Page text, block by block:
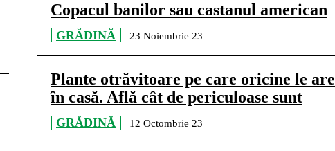
Copacul banilor sau castanul american
GRĂDINĂ 23 Noiembrie 23
Plante otrăvitoare pe care oricine le are
în casă. Află cât de periculoase sunt
GRĂDINĂ 12 Octombrie 23